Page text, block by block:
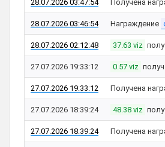
28.07.2026 03:47:54 Получена
28.07.2026 03:46:54 Награждение
28.07.2026 02:12:48 37.63 viz
27.07.2026 19:33:12 0.57 viz
27.07.2026 19:33:12 Получена
27.07.2026 18:39:24 48.38 viz
27.07.2026 18:39:24 Получена